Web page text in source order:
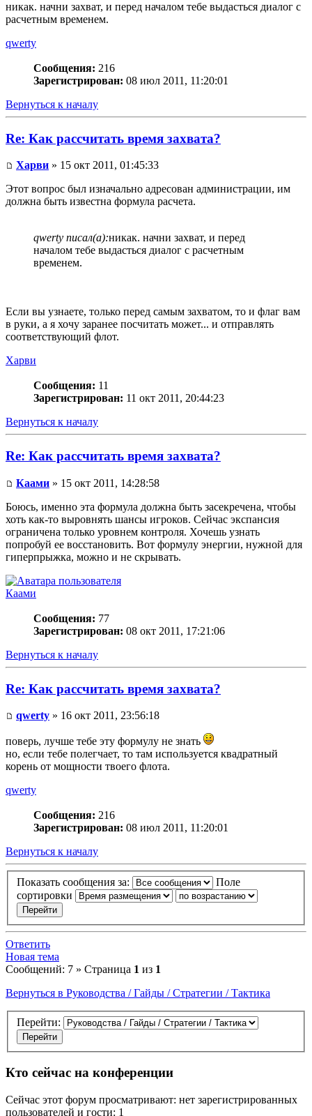
никак. начни захват, и перед началом тебе выдасться диалог с
расчетным временем.
qwerty
Сообщения: 216
Зарегистрирован: 08 июл 2011, 11:20:01
Вернуться к началу
Re: Как рассчитать время захвата?
Харви » 15 окт 2011, 01:45:33
Этот вопрос был изначально адресован администрации, им
должна быть известна формула расчета.
qwerty писал(а):никак. начни захват, и перед
началом тебе выдасться диалог с расчетным
временем.
Если вы узнаете, только перед самым захватом, то и флаг вам
в руки, а я хочу заранее посчитать может... и отправлять
соответствующий флот.
Харви
Сообщения: 11
Зарегистрирован: 11 окт 2011, 20:44:23
Вернуться к началу
Re: Как рассчитать время захвата?
Каами » 15 окт 2011, 14:28:58
Боюсь, именно эта формула должна быть засекречена, чтобы
хоть как-то выровнять шансы игроков. Сейчас экспансия
ограничена только уровнем контроля. Хочешь узнать
попробуй ее восстановить. Вот формулу энергии, нужной для
гиперпрыжка, можно и не скрывать.
Каами
Сообщения: 77
Зарегистрирован: 08 окт 2011, 17:21:06
Вернуться к началу
Re: Как рассчитать время захвата?
qwerty » 16 окт 2011, 23:56:18
поверь, лучше тебе эту формулу не знать
но, если тебе полегчает, то там используется квадратный
корень от мощности твоего флота.
qwerty
Сообщения: 216
Зарегистрирован: 08 июл 2011, 11:20:01
Вернуться к началу
Показать сообщения за:
Поле
сортировки
Ответить
Новая тема
Сообщений: 7 » Страница 1 из 1
Вернуться в Руководства / Гайды / Стратегии / Тактика
Перейти:
Кто сейчас на конференции
Сейчас этот форум просматривают: нет зарегистрированных
пользователей и гости: 1